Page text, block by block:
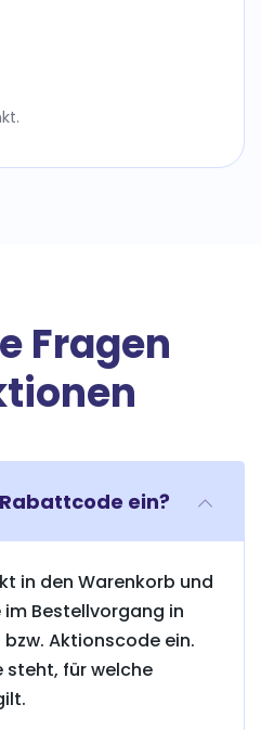
Fragen
ein?
in den Warenkorb und
Bestellvorgang in
Aktionscode ein.
steht, für welche